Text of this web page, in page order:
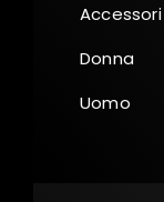
Accessori
Donna
Uomo